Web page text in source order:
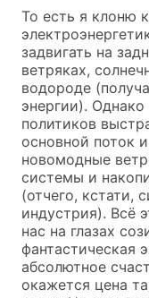
То есть я клоню
задвигать на
ветряках,
водороде
энергии).
политиков
основной поток
новомодные
системы и
(отчего, кстати,
индустрия). Всё
нас на глазах
фантастическая
абсолютное
окажется цена